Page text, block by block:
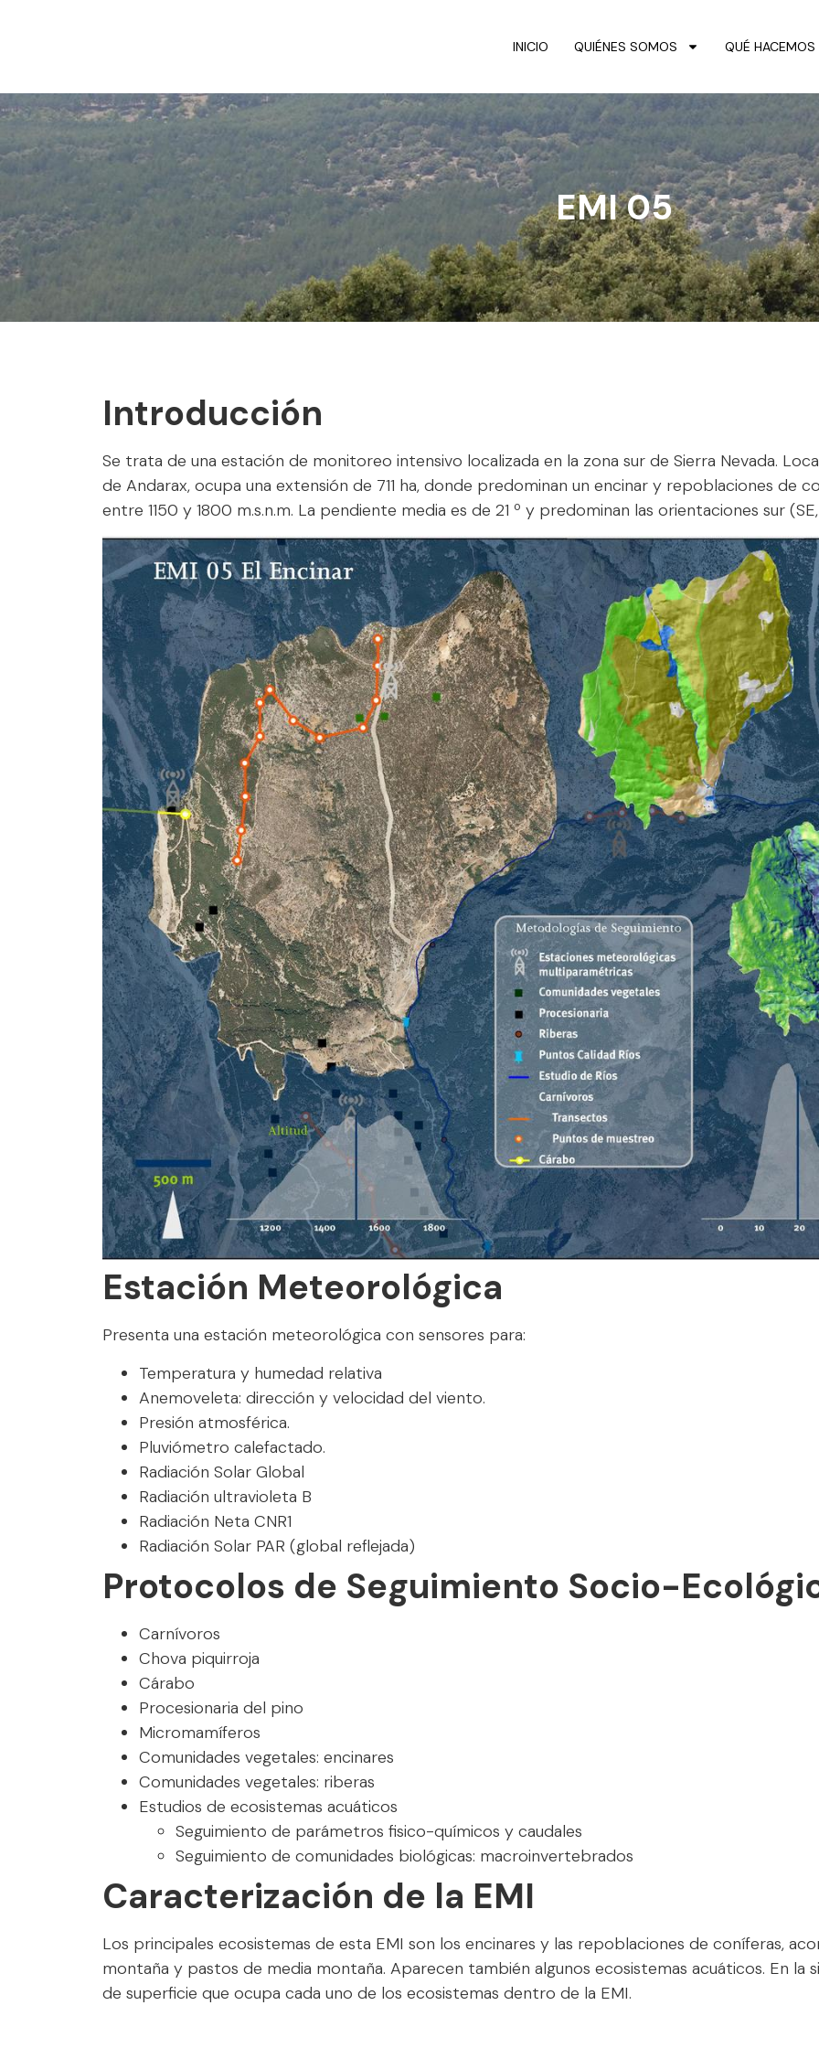
INICIO QUIÉNES SOMOS QUÉ HACEMOS
EMI 05
Introducción
Se trata de una estación de monitoreo intensivo localizada en la zona sur de Sierra Nevada.
de Andarax, ocupa una extensión de 711 ha, donde predominan un encinar y repoblaciones de
entre 1150 y 1800 m.s.n.m. La pendiente media es de 21 º y predominan las orientaciones sur
Estación Meteorológica
Presenta una estación meteorológica con sensores para:
Temperatura y humedad relativa
Anemoveleta: dirección y velocidad del viento.
Presión atmosférica.
Pluviómetro calefactado.
Radiación Solar Global
Radiación ultravioleta B
Radiación Neta CNR1
Radiación Solar PAR (global reflejada)
Protocolos de Seguimiento Socio-
Carnívoros
Chova piquirroja
Cárabo
Procesionaria del pino
Micromamíferos
Comunidades vegetales: encinares
Comunidades vegetales: riberas
Estudios de ecosistemas acuáticos
Seguimiento de parámetros fisico-químicos y caudales
Seguimiento de comunidades biológicas: macroinvertebrados
Caracterización de la EMI
Los principales ecosistemas de esta EMI son los encinares y las repoblaciones de coníferas,
montaña y pastos de media montaña. Aparecen también algunos ecosistemas acuáticos. En la
de superficie que ocupa cada uno de los ecosistemas dentro de la EMI.